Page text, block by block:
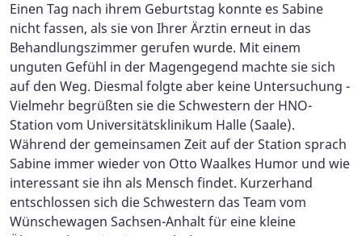
Einen Tag nach ihrem Geburtstag konnte es Sabine
nicht fassen, als sie von Ihrer Ärztin erneut in das
Behandlungszimmer gerufen wurde. Mit einem
unguten Gefühl in der Magengegend machte sie sich
auf den Weg. Diesmal folgte aber keine Untersuchung -
Vielmehr begrüßten sie die Schwestern der HNO-
Station vom Universitätsklinikum Halle (Saale).
Während der gemeinsamen Zeit auf der Station sprach
Sabine immer wieder von Otto Waalkes Humor und wie
interessant sie ihn als Mensch findet. Kurzerhand
entschlossen sich die Schwestern das Team vom
Wünschewagen Sachsen-Anhalt für eine kleine